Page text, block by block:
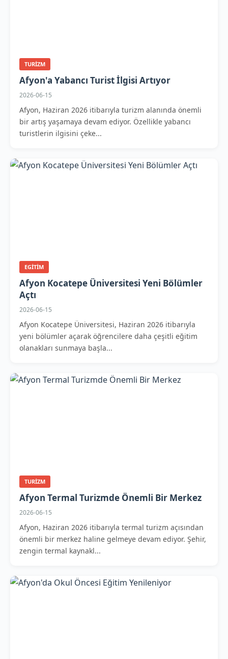
TURIZM
Afyon'a Yabancı Turist İlgisi Artıyor
2026-06-15
Afyon, Haziran 2026 itibarıyla turizm alanında önemli
bir artış yaşamaya devam ediyor. Özellikle yabancı
turistlerin ilgisini çeke...
EGITIM
Afyon Kocatepe Üniversitesi Yeni Bölümler
Açtı
2026-06-15
Afyon Kocatepe Üniversitesi, Haziran 2026 itibarıyla
yeni bölümler açarak öğrencilere daha çeşitli eğitim
olanakları sunmaya başla...
TURIZM
Afyon Termal Turizmde Önemli Bir Merkez
2026-06-15
Afyon, Haziran 2026 itibarıyla termal turizm açısından
önemli bir merkez haline gelmeye devam ediyor. Şehir,
zengin termal kaynakl...